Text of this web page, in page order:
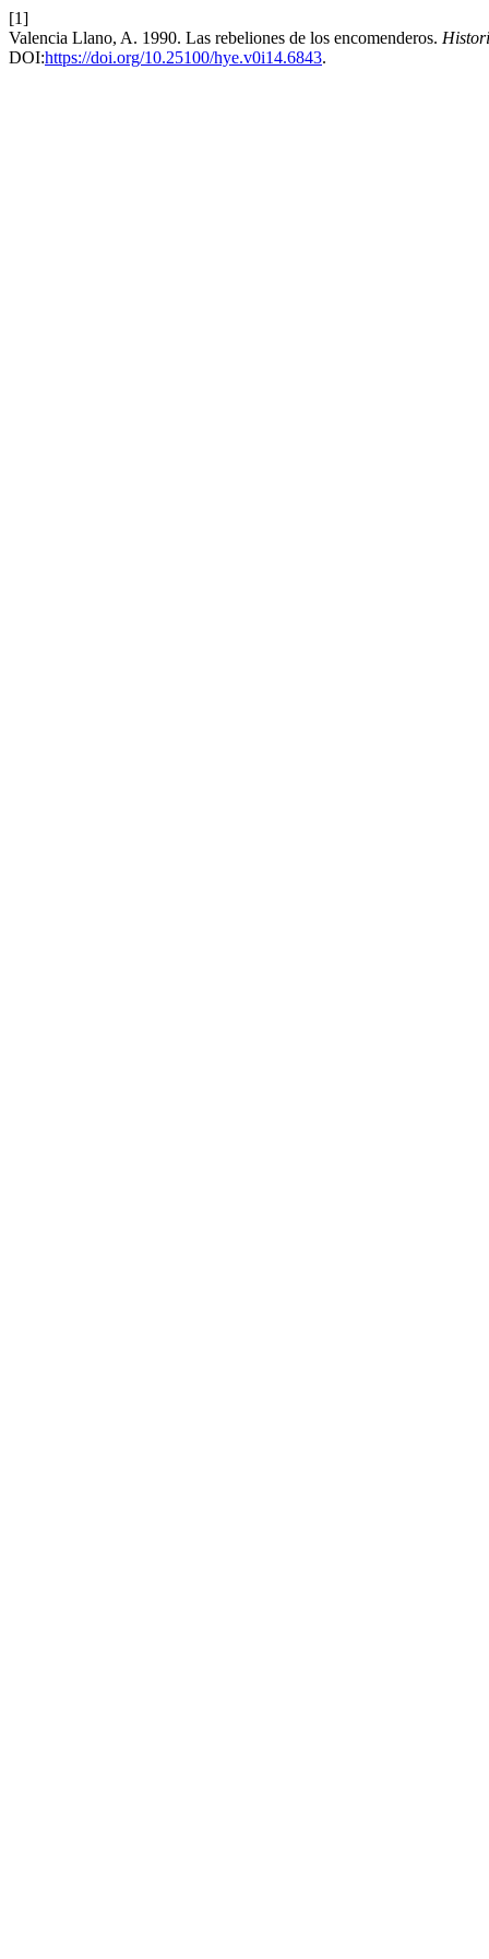
[1]
Valencia Llano, A. 1990. Las rebeliones de los encomenderos.
DOI:https://doi.org/10.25100/hye.v0i14.6843.